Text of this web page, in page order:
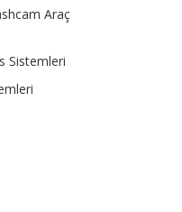
Araç
Sistemleri